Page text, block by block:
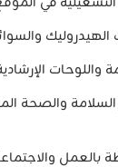
واللوحات
بالعمل